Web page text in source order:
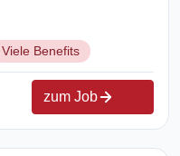
Viele Benefits
zum Job